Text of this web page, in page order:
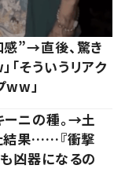
感”→直後、驚き
そういうリアク
ww」
ーニの種。→土
結果……『衝撃
凶器になるの